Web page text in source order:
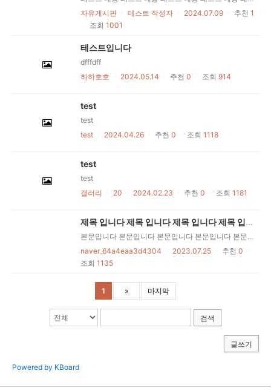
자유게시판
테스트 작성자 2024.07.09 추천 1
조회 1001
테스트입니다
dfffdff
하하호호
2024.05.14 추천 0 조회 914
test
test
test
2024.04.26 추천 0 조회 1118
test
test
갤러리
20 2024.02.23 추천 0 조회 1181
제목 입니다 제목 입니다 제목 입니다 제목 입니다 제목 입니다 제목 입니다 제목 입니다 제목 입니다 제목 입니다 제목 입니다
본문입니다 본문입니다 본문입니다 본문입니다 본문입니다 본문입니다 본문입니다 본문입니다 본문입니다 본문입니다 본문입니다 본문입니다 본문입니다 본문입니다 본문입니다 본문입니다
naver_64a4eaa3d4304
2023.07.25 추천 0
조회 1135
1 » 마지막
검색
글쓰기
Powered by KBoard